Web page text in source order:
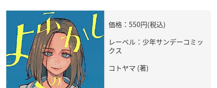
価格：550円(税込)
レーベル：少年サンデーコミッ
クス
コトヤマ (著)